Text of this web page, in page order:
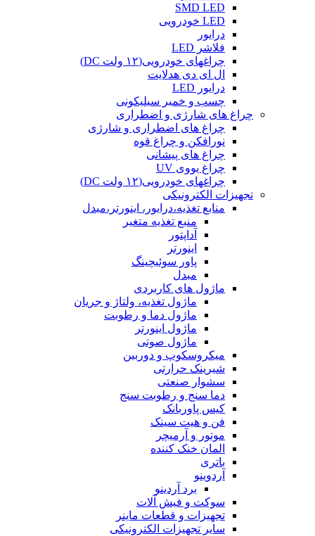
SMD LED
LED خودرویی
درایور
فلاشر LED
چراغهای خودرویی(۱۲ ولت DC)
ال ای دی هدلایت
درایور LED
چسب و خمیر سیلیکونی
چراغ های شارژی و اضطراری
چراغ های اضطراری و شارژی
نورافکن و چراغ قوه
چراغ های پیشانی
چراغ یووی UV
چراغهای خودرویی(۱۲ ولت DC)
تجهیزات الکترونیکی
منابع تغذیه،درایور، اینورتر،مبدل
منبع تغذیه متغیر
آداپتور
اینورتر
پاور سوئیچینگ
مبدل
ماژول های کاربردی
ماژول تغذیه، ولتاژ و جریان
ماژول دما و رطوبت
ماژول اینورتر
ماژول صوتی
میکروسکوپ و دوربین
شیرینک حرارتی
سشوار صنعتی
دما سنج و رطوبت سنج
کیس پاوربانک
فن و هیت سینک
موتور و آرمیچر
المان خنک کننده
باتری
آردوینو
برد آردینو
سوکت و فیش آلات
تجهیزات و قطعات ماینر
سایر تجهیزات الکترونیکی